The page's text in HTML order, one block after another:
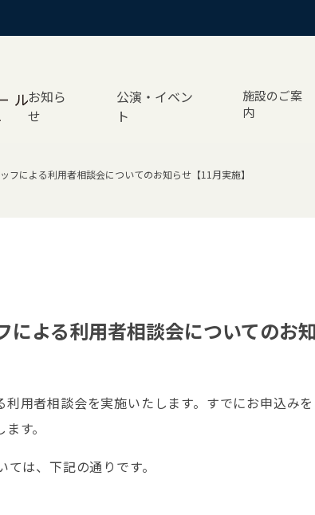
お知ら
せ
公演・イベン
ト
施設のご案
内
フによる利用者相談会についてのお知らせ【11月実施】
による利用者相談会についてのお
利用者相談会を実施いたします。すでにお申込
す。
は、下記の通りです。